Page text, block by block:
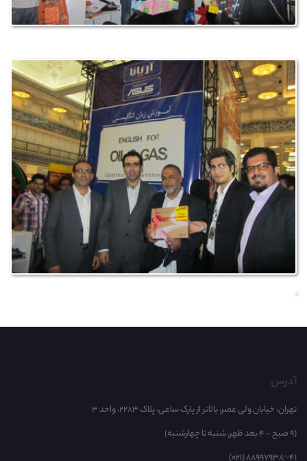
آدرس
تهران، خیابان ولی عصر، بالاتر از پارک ساعی، پلاک 2283، واحد 3
(9 صبح - 4 بعد ظهر, شنبه تا چهارشنبه)